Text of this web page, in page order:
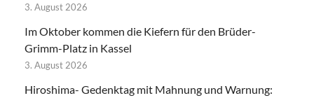
3. August 2026
Im Oktober kommen die Kiefern für den Brüder-
Grimm-Platz in Kassel
3. August 2026
Hiroshima- Gedenktag mit Mahnung und Warnung: